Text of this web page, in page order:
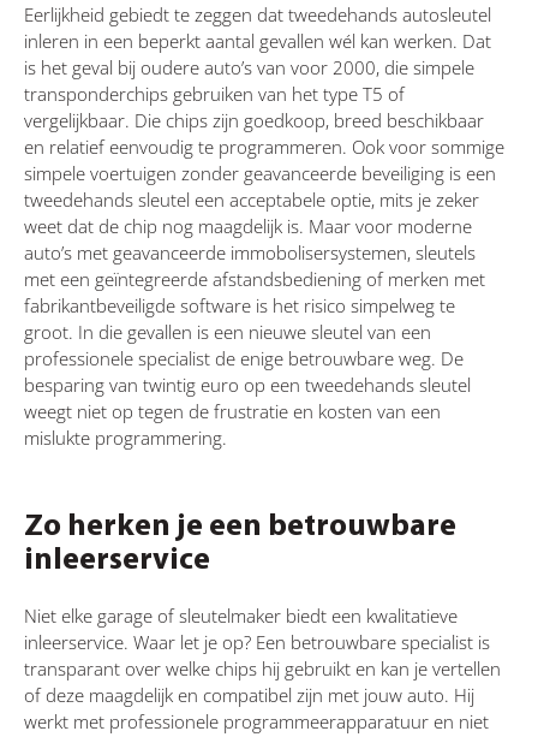
Eerlijkheid gebiedt te zeggen dat tweedehands autosleutel
inleren in een beperkt aantal gevallen wél kan werken. Dat
is het geval bij oudere auto’s van voor 2000, die simpele
transponderchips gebruiken van het type T5 of
vergelijkbaar. Die chips zijn goedkoop, breed beschikbaar
en relatief eenvoudig te programmeren. Ook voor sommige
simpele voertuigen zonder geavanceerde beveiliging is een
tweedehands sleutel een acceptabele optie, mits je zeker
weet dat de chip nog maagdelijk is. Maar voor moderne
auto’s met geavanceerde immobolisersystemen, sleutels
met een geïntegreerde afstandsbediening of merken met
fabrikantbeveiligde software is het risico simpelweg te
groot. In die gevallen is een nieuwe sleutel van een
professionele specialist de enige betrouwbare weg. De
besparing van twintig euro op een tweedehands sleutel
weegt niet op tegen de frustratie en kosten van een
mislukte programmering.
Zo herken je een betrouwbare
inleerservice
Niet elke garage of sleutelmaker biedt een kwalitatieve
inleerservice. Waar let je op? Een betrouwbare specialist is
transparant over welke chips hij gebruikt en kan je vertellen
of deze maagdelijk en compatibel zijn met jouw auto. Hij
werkt met professionele programmeerapparatuur en niet